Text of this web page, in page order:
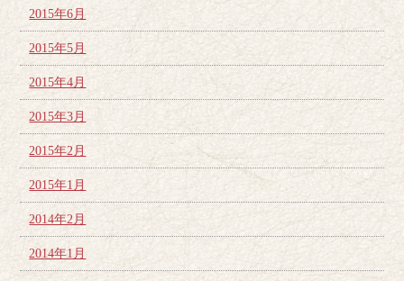
2015年6月
2015年5月
2015年4月
2015年3月
2015年2月
2015年1月
2014年2月
2014年1月